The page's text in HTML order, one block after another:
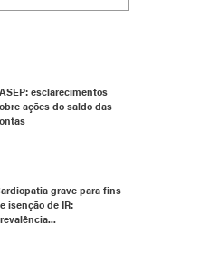
esclarecimentos
ações do saldo das
grave para fins
isenção de IR: